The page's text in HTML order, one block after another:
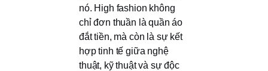
nó. High fashion không
chỉ đơn thuần là quần áo
đắt tiền, mà còn là sự kết
hợp tinh tế giữa nghệ
thuật, kỹ thuật và sự độc